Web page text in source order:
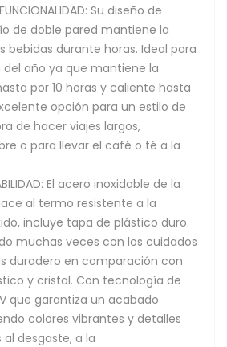
Su diseño de
de doble pared mantiene la
bebidas durante horas. Ideal para
año ya que mantiene la
por 10 horas y caliente hasta
opción para un estilo de
de hacer viajes largos,
o para llevar el café o té a la
El acero inoxidable de la
al termo resistente a la
incluye tapa de plástico duro.
muchas veces con los cuidados
duradero en comparación con
y cristal. Con tecnología de
que garantiza un acabado
colores vibrantes y detalles
desgaste, a la